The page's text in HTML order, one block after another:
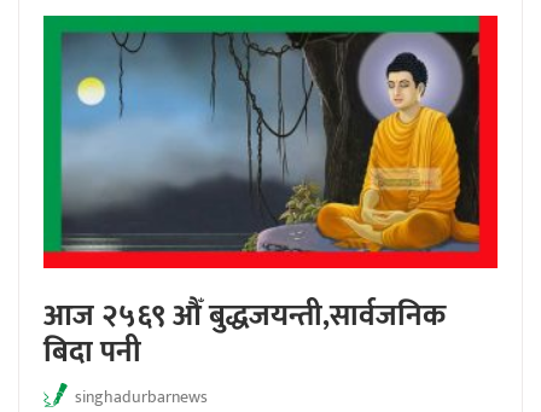
आज २५६९ औँ बुद्धजयन्ती,सार्वजनिक
बिदा पनी
singhadurbarnews